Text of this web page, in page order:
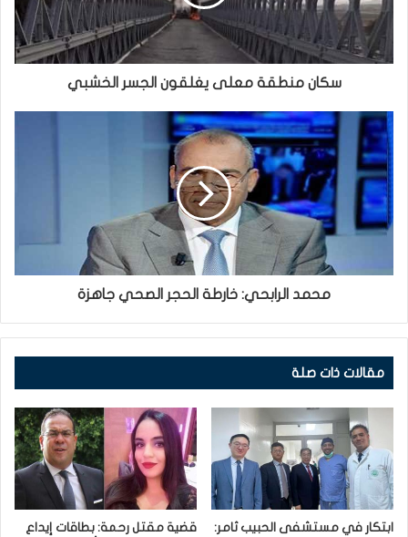
سكان منطقة معلى يغلقون الجسر الخشبي
محمد الرابحي: خارطة الحجر الصحي جاهزة
مقالات ذات صلة
ابتكار في مستشفى الحبيب ثامر:
قضية مقتل رحمة: بطاقات إيداع